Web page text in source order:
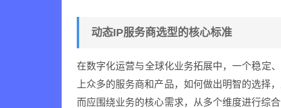
动态IP服务商选型的核心标准
在数字化运营与全球化业务拓展中，一个稳定
上众多的服务商和产品，如何做出明智的选择
而应围绕业务的核心需求，从多个维度进行综